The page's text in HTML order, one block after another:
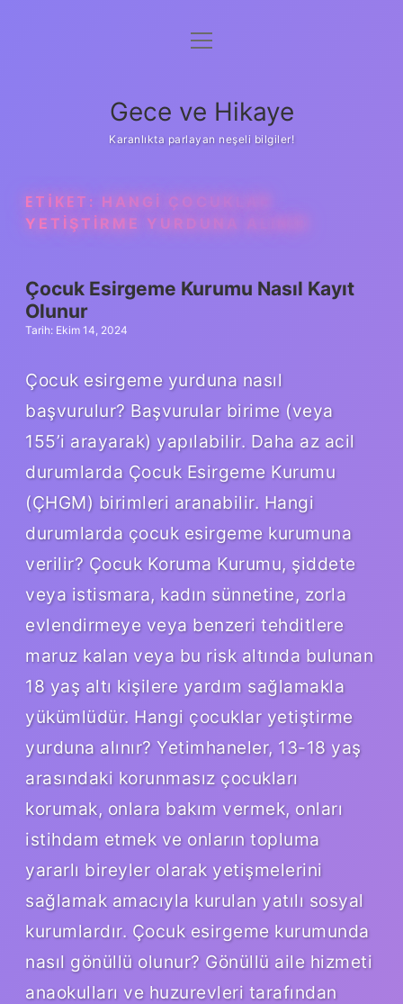
Anasayfa
Yasal Uyarı
menüyü
Gece ve Hikaye
Karanlıkta parlayan neşeli bilgiler!
ETIKET: HANGI ÇOCUKLAR
YETIŞTIRME YURDUNA ALINIR
Çocuk Esirgeme Kurumu Nasıl Kayıt
Olunur
Tarih: Ekim 14, 2024
Çocuk esirgeme yurduna nasıl
başvurulur? Başvurular birime (veya
155’i arayarak) yapılabilir. Daha az acil
durumlarda Çocuk Esirgeme Kurumu
(ÇHGM) birimleri aranabilir. Hangi
durumlarda çocuk esirgeme kurumuna
verilir? Çocuk Koruma Kurumu, şiddete
veya istismara, kadın sünnetine, zorla
evlendirmeye veya benzeri tehditlere
maruz kalan veya bu risk altında bulunan
18 yaş altı kişilere yardım sağlamakla
yükümlüdür. Hangi çocuklar yetiştirme
yurduna alınır? Yetimhaneler, 13-18 yaş
arasındaki korunmasız çocukları
korumak, onlara bakım vermek, onları
istihdam etmek ve onların topluma
yararlı bireyler olarak yetişmelerini
sağlamak amacıyla kurulan yatılı sosyal
kurumlardır. Çocuk esirgeme kurumunda
nasıl gönüllü olunur? Gönüllü aile hizmeti
anaokulları ve huzurevleri tarafından